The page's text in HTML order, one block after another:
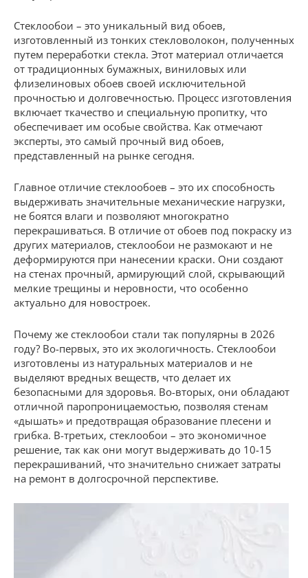
Стеклообои – это уникальный вид обоев,
изготовленный из тонких стекловолокон, полученных
путем переработки стекла. Этот материал отличается
от традиционных бумажных, виниловых или
флизелиновых обоев своей исключительной
прочностью и долговечностью. Процесс изготовления
включает ткачество и специальную пропитку, что
обеспечивает им особые свойства. Как отмечают
эксперты, это самый прочный вид обоев,
представленный на рынке сегодня.
Главное отличие стеклообоев – это их способность
выдерживать значительные механические нагрузки,
не боятся влаги и позволяют многократно
перекрашиваться. В отличие от обоев под покраску из
других материалов, стеклообои не размокают и не
деформируются при нанесении краски. Они создают
на стенах прочный, армирующий слой, скрывающий
мелкие трещины и неровности, что особенно
актуально для новостроек.
Почему же стеклообои стали так популярны в 2026
году? Во-первых, это их экологичность. Стеклообои
изготовлены из натуральных материалов и не
выделяют вредных веществ, что делает их
безопасными для здоровья. Во-вторых, они обладают
отличной паропроницаемостью, позволяя стенам
«дышать» и предотвращая образование плесени и
грибка. В-третьих, стеклообои – это экономичное
решение, так как они могут выдерживать до 10-15
перекрашиваний, что значительно снижает затраты
на ремонт в долгосрочной перспективе.